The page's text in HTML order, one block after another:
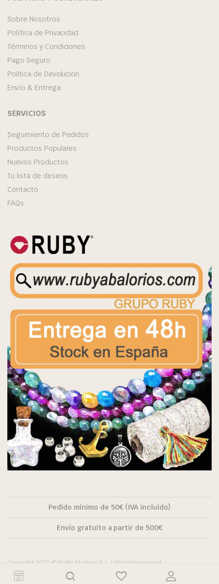
Sobre Nosotros
Política de Privacidad
Términos y Condiciones
Pago Seguro
Politica de Devolucion
Envío & Entrega
SERVICIOS
Seguimiento de Pedidos
Productos Populares
Nuevos Productos
Tu lista de deseos
Contacto
FAQs
Pedido mínimo de 50€ (IVA incluido)
Envío gratuito a partir de 500€
Copyright 2022 © RUBY Abalorio S.L. | All right reserved.